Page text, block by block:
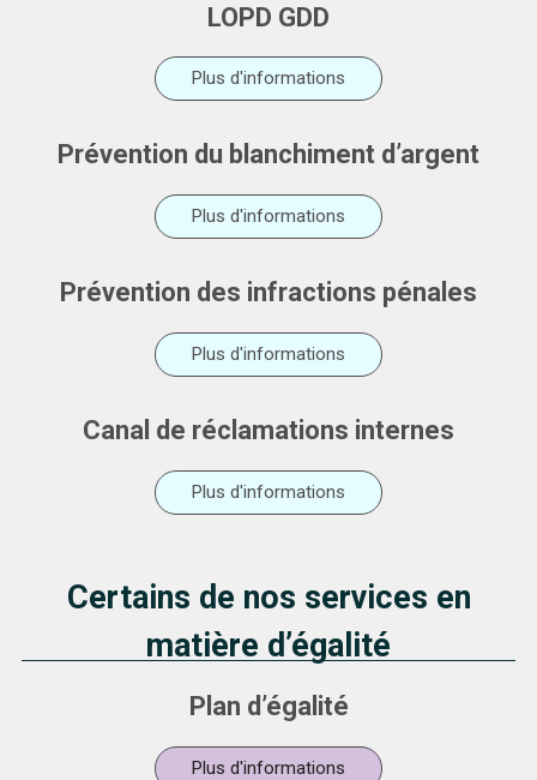
LOPD GDD
Plus d'informations
Prévention du blanchiment d’argent
Plus d'informations
Prévention des infractions pénales
Plus d'informations
Canal de réclamations internes
Plus d'informations
Certains de nos services en
matière d’égalité
Plan d’égalité
Plus d'informations